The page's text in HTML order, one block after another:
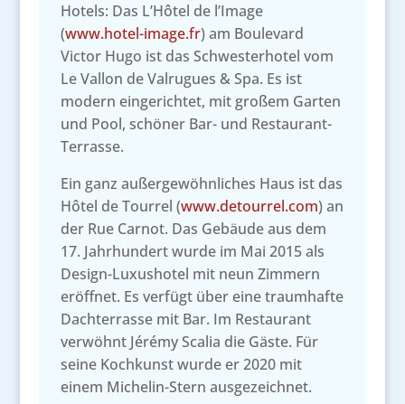
Hotels: Das L’Hôtel de l’Image
(www.hotel-image.fr) am Boulevard
Victor Hugo ist das Schwesterhotel vom
Le Vallon de Valrugues & Spa. Es ist
modern eingerichtet, mit großem Garten
und Pool, schöner Bar- und Restaurant-
Terrasse.
Ein ganz außergewöhnliches Haus ist das
Hôtel de Tourrel (www.detourrel.com) an
der Rue Carnot. Das Gebäude aus dem
17. Jahrhundert wurde im Mai 2015 als
Design-Luxushotel mit neun Zimmern
eröffnet. Es verfügt über eine traumhafte
Dachterrasse mit Bar. Im Restaurant
verwöhnt Jérémy Scalia die Gäste. Für
seine Kochkunst wurde er 2020 mit
einem Michelin-Stern ausgezeichnet.